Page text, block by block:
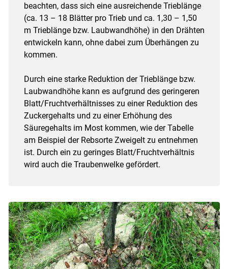
beachten, dass sich eine ausreichende Trieblänge
(ca. 13 – 18 Blätter pro Trieb und ca. 1,30 – 1,50
m Trieblänge bzw. Laubwandhöhe) in den Drähten
entwickeln kann, ohne dabei zum Überhängen zu
kommen.
Durch eine starke Reduktion der Trieblänge bzw.
Laubwandhöhe kann es aufgrund des geringeren
Blatt/Fruchtverhältnisses zu einer Reduktion des
Zuckergehalts und zu einer Erhöhung des
Säuregehalts im Most kommen, wie der Tabelle
am Beispiel der Rebsorte Zweigelt zu entnehmen
ist. Durch ein zu geringes Blatt/Fruchtverhältnis
wird auch die Traubenwelke gefördert.